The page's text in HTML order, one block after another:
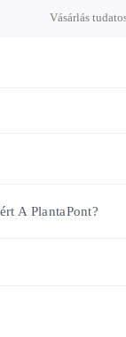
Vásárlás
A PlantaPont?